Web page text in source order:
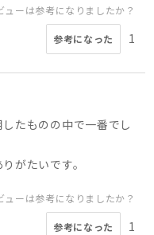
ューは参考になりましたか？
参考になった 1
たものの中で一番でし
がたいです。
ューは参考になりましたか？
参考になった 1